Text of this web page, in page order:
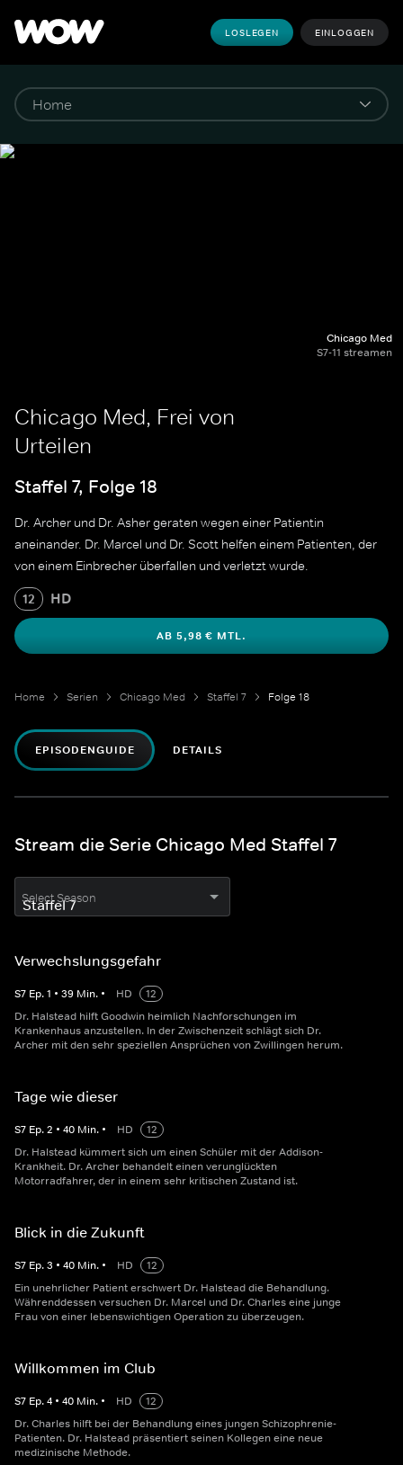
LOSLEGEN EINLOGGEN
Chicago Med
S7-11 streamen
Chicago Med, Frei von
Urteilen
Staffel 7, Folge 18
Dr. Archer und Dr. Asher geraten wegen einer Patientin
aneinander. Dr. Marcel und Dr. Scott helfen einem Patienten, der
von einem Einbrecher überfallen und verletzt wurde.
12 HD
AB 5,98 € MTL.
Home Serien Chicago Med Staffel 7 Folge 18
EPISODENGUIDE DETAILS
Stream die Serie Chicago Med Staffel 7
Select Season
Verwechslungsgefahr
S7 Ep.1 • 39 Min. • HD
12
Dr. Halstead hilft Goodwin heimlich Nachforschungen im
Krankenhaus anzustellen. In der Zwischenzeit schlägt sich Dr.
Archer mit den sehr speziellen Ansprüchen von Zwillingen herum.
Tage wie dieser
S7 Ep.2 • 40 Min. • HD
12
Dr. Halstead kümmert sich um einen Schüler mit der Addison-
Krankheit. Dr. Archer behandelt einen verunglückten
Motorradfahrer, der in einem sehr kritischen Zustand ist.
Blick in die Zukunft
S7 Ep.3 • 40 Min. • HD
12
Ein unehrlicher Patient erschwert Dr. Halstead die Behandlung.
Währenddessen versuchen Dr. Marcel und Dr. Charles eine junge
Frau von einer lebenswichtigen Operation zu überzeugen.
Willkommen im Club
S7 Ep.4 • 40 Min. • HD
12
Dr. Charles hilft bei der Behandlung eines jungen Schizophrenie-
Patienten. Dr. Halstead präsentiert seinen Kollegen eine neue
medizinische Methode.